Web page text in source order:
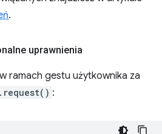
.
uprawnienia
ramach gestu użytkownika za
: